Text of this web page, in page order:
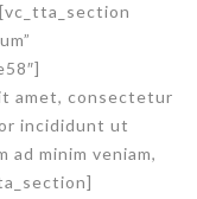
amet, consectetur
incididunt ut
ad minim veniam,